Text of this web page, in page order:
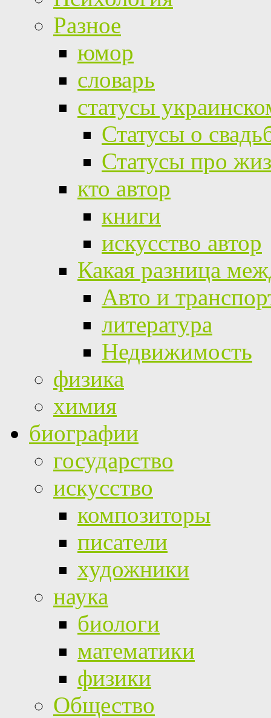
Разное
юмор
словарь
статусы
Статусы о
Статусы про
кто автор
книги
искусство автор
Какая разница
Авто и
литература
Недвижимость
физика
химия
биографии
государство
искусство
композиторы
писатели
художники
наука
биологи
математики
физики
Общество